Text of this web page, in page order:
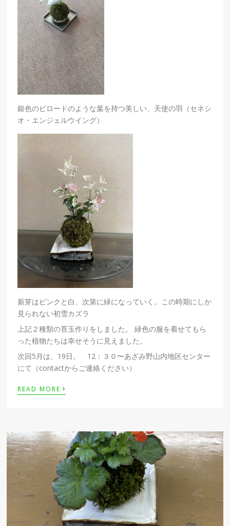
銀色のビロードのような葉を持つ美しい、天使の羽（セネシ
オ・エンジェルウイング）
新芽はピンクと白、次第に緑になっていく。この時期にしか
見られない初雪カズラ
上記２種類の苔玉作りをしました。 緑色の服を着せてもら
った植物たちは幸せそうに見えました。
次回5月は、19日。 12：３０〜あざみ野山内地区センター
にて（contactからご連絡ください）
READ MORE ›